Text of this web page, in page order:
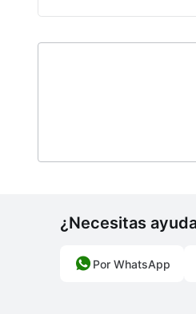
¿Necesitas
Por WhatsApp